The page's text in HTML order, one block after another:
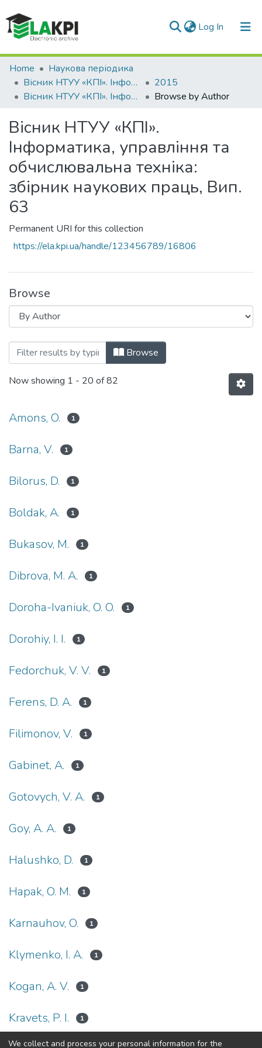
Log In (current)
Communities & Collections
All of DSpace
Home
Наукова періодика
Вісник НТУУ «КПІ». Інформатика, управління та обчислювальна техніка
2015
Вісник НТУУ «КПІ». Інформатика, управління та обчислювальна техніка: збірник наукових праць, Вип. 63
Browse by Author
Вісник НТУУ «КПІ».
Інформатика, управління та
обчислювальна техніка:
збірник наукових праць, Вип.
63
Permanent URI for this collection
https://ela.kpi.ua/handle/123456789/16806
Browse
Browsing Вісник НТУУ «КПІ».
Browse
Now showing 1 - 20 of 82
Amons, O. 1
Barna, V. 1
Bilorus, D. 1
Boldak, A. 1
Bukasov, M. 1
Dibrova, M. A. 1
Doroha-Ivaniuk, O. O. 1
Dorohiy, I. I. 1
Fedorchuk, V. V. 1
Ferens, D. A. 1
Filimonov, V. 1
Gabinet, A. 1
Gotovych, V. A. 1
Goy, A. A. 1
Halushko, D. 1
Hapak, O. M. 1
Karnauhov, O. 1
Klymenko, I. A. 1
Kogan, A. V. 1
Kravets, P. I. 1
We collect and process your personal information for the